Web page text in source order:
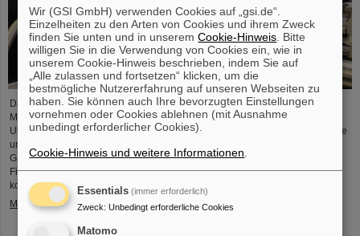
Das Projekt „Innovationspartnerschaft für Hochfluss-EUV-Strahlquellen in
Metrologie und Bildgebung (InnoEUV)” entwickelt lasergetriebene Extreme-
Ultraviolett-(EUV)-Strahlquellen gezielt weiter für Anwendungen in Metrologie
und Bildgebung. Die Kooperation von Helmholtz Institut Jena (HI-Jena) und
GSI Helmholtzzentrum für Schwerionenforschung in Darmstadt mit der Active
Fiber Systems GmbH (AFS) soll die Überführung in anwendungsnahe und
kommerzielle Anwendungen beschleunigen.
Mehr »
Wir (GSI GmbH) verwenden Cookies auf „gsi.de“.
Einzelheiten zu den Arten von Cookies und ihrem Zweck
finden Sie unten und in unseremCookie-Hinweis . Bitte
willigen Sie in die Verwendung von Cookies ein, wie in
unserem Cookie-Hinweis beschrieben, indem Sie auf
„Alle zulassen und fortsetzen“ klicken, um die
bestmögliche Nutzererfahrung auf unseren Webseiten zu
haben. Sie können auch Ihre bevorzugten Einstellungen
vornehmen oder Cookies ablehnen (mit Ausnahme
unbedingt erforderlicher Cookies).
Cookie-Hinweis und weitere Informationen
Essentials (immer erforderlich)
Zweck: Unbedingt erforderliche Cookies
Matomo